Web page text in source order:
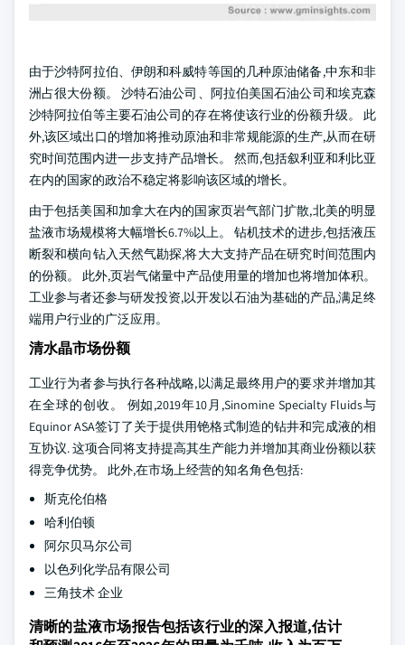
由于沙特阿拉伯、伊朗和科威特等国的几种原油储备,中东和非
洲占很大份额。 沙特石油公司、阿拉伯美国石油公司和埃克森
沙特阿拉伯等主要石油公司的存在将使该行业的份额升级。 此
外,该区域出口的增加将推动原油和非常规能源的生产,从而在研
究时间范围内进一步支持产品增长。 然而,包括叙利亚和利比亚
在内的国家的政治不稳定将影响该区域的增长。
由于包括美国和加拿大在内的国家页岩气部门扩散,北美的明显
盐液市场规模将大幅增长6.7%以上。 钻机技术的进步,包括液压
断裂和横向钻入天然气勘探,将大大支持产品在研究时间范围内
的份额。 此外,页岩气储量中产品使用量的增加也将增加体积。
工业参与者还参与研发投资,以开发以石油为基础的产品,满足终
端用户行业的广泛应用。
清水晶市场份额
工业行为者参与执行各种战略,以满足最终用户的要求并增加其
在全球的创收。 例如,2019年10月,Sinomine Specialty Fluids与
Equinor ASA签订了关于提供用铯格式制造的钻井和完成液的相
互协议. 这项合同将支持提高其生产能力并增加其商业份额以获
得竞争优势。 此外,在市场上经营的知名角色包括:
斯克伦伯格
哈利伯顿
阿尔贝马尔公司
以色列化学品有限公司
三角技术 企业
清晰的盐液市场报告包括该行业的深入报道,估计